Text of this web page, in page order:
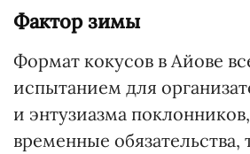
Фактор зимы
Формат кокусов в Айове
испытанием для
и энтузиазма
временные обязательства,